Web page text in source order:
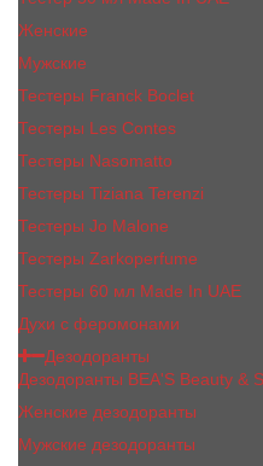
Женские
Мужские
Тестеры Franck Boclet
Тестеры Les Contes
Тестеры Nasomatto
Тестеры Tiziana Terenzi
Тестеры Jо Malоnе
Тестеры Zarkoperfume
Тестеры 60 мл Made In UAE
Духи с феромонами
Дезодоранты
Дезодоранты BEA'S Beauty &
Женские дезодоранты
Мужские дезодоранты